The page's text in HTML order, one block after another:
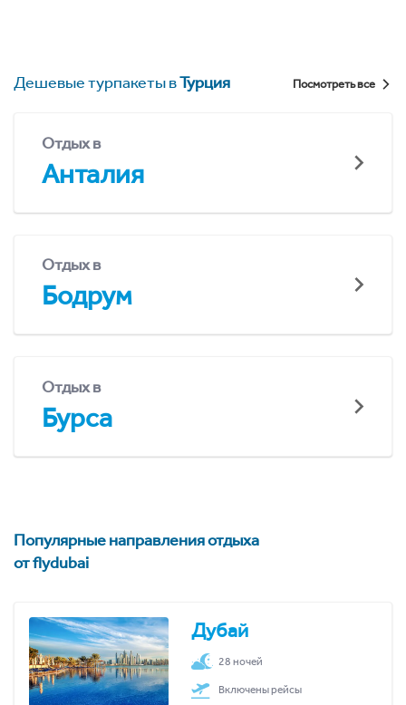
Дешевые турпакеты вТурция Посмотреть все
Отдых в
Анталия
Отдых в
Бодрум
Отдых в
Бурса
Популярные направления отдыха
от flydubai
Дубай
28 ночей
Включены рейсы